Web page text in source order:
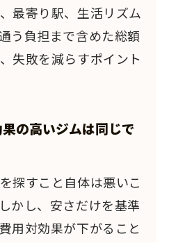
最寄り駅、生活リズム
う負担まで含めた総額
失敗を減らすポイント
の高いジムは同じで
探すこと自体は悪いこ
かし、安さだけを基準
用対効果が下がること